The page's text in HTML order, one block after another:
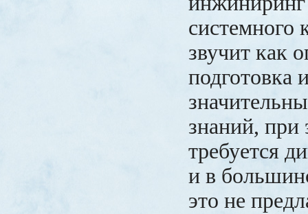
системного
звучит как
подготовка
знаний, при
требуется
и в
это не